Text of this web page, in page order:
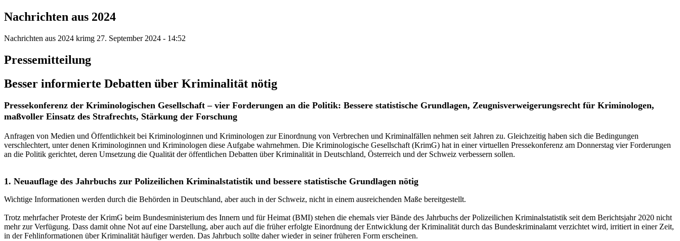
Nachrichten aus 2024
Nachrichten aus 2024 krimg 27. September 2024 - 14:52
Pressemitteilung
Besser informierte Debatten über Kriminalität nötig
Pressekonferenz der Kriminologischen Gesellschaft – vier Forderungen an die Politik: Bessere statistische Grundlagen, Zeugnisverweigerungsrecht für Kriminologen,
maßvoller Einsatz des Strafrechts, Stärkung der Forschung
Anfragen von Medien und Öffentlichkeit bei Kriminologinnen und Kriminologen zur Einordnung von Verbrechen und Kriminalfällen nehmen seit Jahren zu. Gleichzeitig haben sich die Bedingungen
verschlechtert, unter denen Kriminologinnen und Kriminologen diese Aufgabe wahrnehmen. Die Kriminologische Gesellschaft (KrimG) hat in einer virtuellen Pressekonferenz am Donnerstag vier Forderungen
an die Politik gerichtet, deren Umsetzung die Qualität der öffentlichen Debatten über Kriminalität in Deutschland, Österreich und der Schweiz verbessern sollen.
1. Neuauflage des Jahrbuchs zur Polizeilichen Kriminalstatistik und bessere statistische Grundlagen nötig
Wichtige Informationen werden durch die Behörden in Deutschland, aber auch in der Schweiz, nicht in einem ausreichenden Maße bereitgestellt.
Trotz mehrfacher Proteste der KrimG beim Bundesministerium des Innern und für Heimat (BMI) stehen die ehemals vier Bände des Jahrbuchs der Polizeilichen Kriminalstatistik seit dem Berichtsjahr 2020 nicht
mehr zur Verfügung. Dass damit ohne Not auf eine Darstellung, aber auch auf die früher erfolgte Einordnung der Entwicklung der Kriminalität durch das Bundeskriminalamt verzichtet wird, irritiert in einer Zeit,
in der Fehlinformationen über Kriminalität häufiger werden. Das Jahrbuch sollte daher wieder in seiner früheren Form erscheinen.